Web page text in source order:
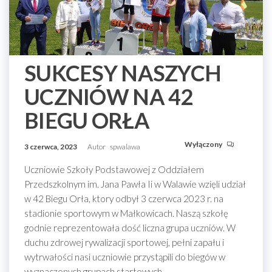
SUKCESY NASZYCH
UCZNIÓW NA 42
BIEGU ORŁA
3 czerwca, 2023 Autor spwalawa Wyłączony
Uczniowie Szkoły Podstawowej z Oddziałem
Przedszkolnym im. Jana Pawła Ii w Walawie wzięli udział
w 42 Biegu Orła, ktory odbył 3 czerwca 2023 r. na
stadionie sportowym w Małkowicach. Naszą szkołę
godnie reprezentowała dość liczna grupa uczniów. W
duchu zdrowej rywalizacji sportowej, pełni zapału i
wytrwałości nasi uczniowie przystąpili do biegów w